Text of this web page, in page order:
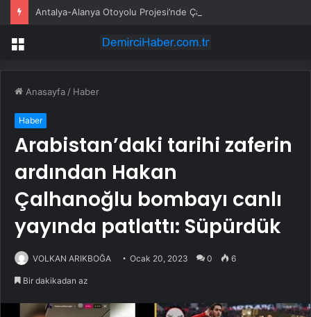
Menü
Anasayfa / Haber
Haber
Arabistan’daki tarihi zaferin
ardından Hakan
Çalhanoğlu bombayı canlı
yayında patlattı: Süpürdük
VOLKAN ARIKBOĞA Ocak 20, 2023 0 6
Bir dakikadan az